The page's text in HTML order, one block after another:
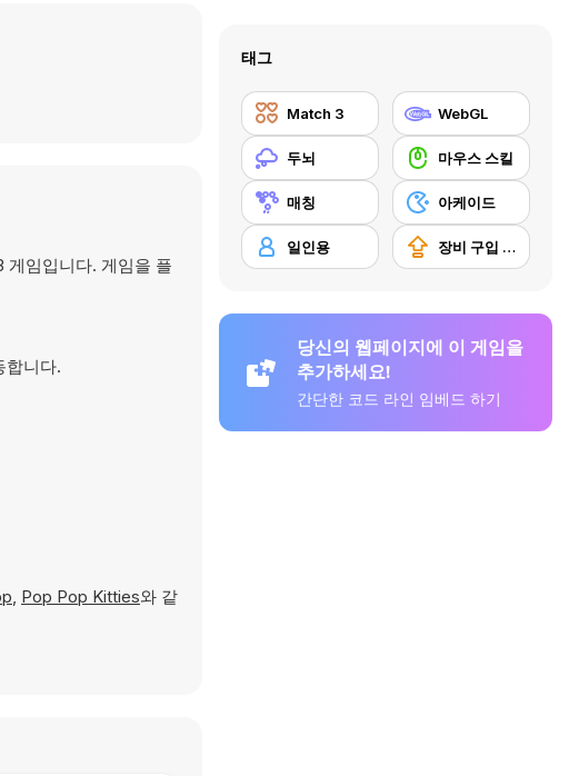
게임입니다. 게임을 플
합니다.
, Pop Pop Kitties와 같
태그
Match 3 WebGL
두뇌 마우스 스킬
매칭 아케이드
일인용 장비 구입 업그레이드
당신의 웹페이지에 이 게임을
추가하세요!
간단한 코드 라인 임베드 하기